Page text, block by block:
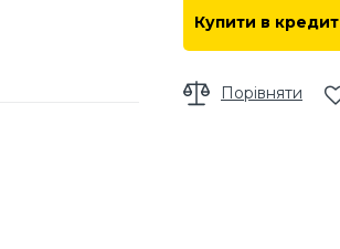
Купити в кредит
Порівняти